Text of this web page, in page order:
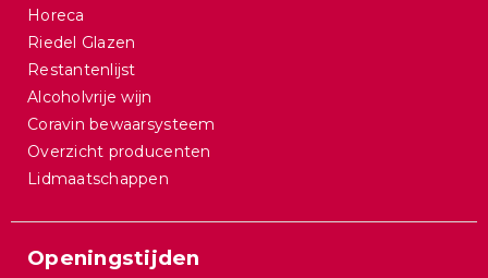
Horeca
Riedel Glazen
Restantenlijst
Alcoholvrije wijn
Coravin bewaarsysteem
Overzicht producenten
Lidmaatschappen
Openingstijden